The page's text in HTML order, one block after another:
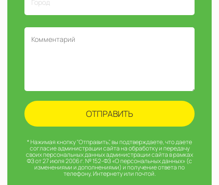
* Нажимая кнопку "Отправить", вы подтверждаете, что даете
согласие администрации сайта на обработку и передачу
своих персональных данных администрации сайта в рамках
ФЗ от 27 июля 2006 г. № 152-ФЗ «О персональных данных» (с
изменениями и дополнениями) и получение ответа по
телефону, Интернету или почтой.